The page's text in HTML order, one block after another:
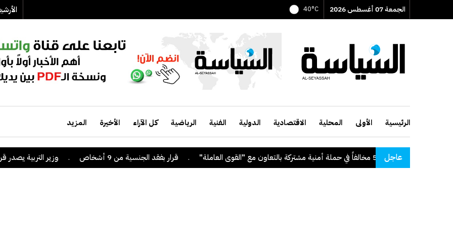
الجمعة 07 أغسطس 2026 40°C
الرئيسية الأولى المحلية الاقتصادية الدولية الفنية الرياضية كل الآراء الأخيرة المزيد
عاجل"الداخلية": ضبط 56 مخالفاً في حملة أمنية مشتركة بالتعاون مع "القوى العاملة" . قرار بفقد الجنسية من 9 أشخاص . وزير التربية يصدر